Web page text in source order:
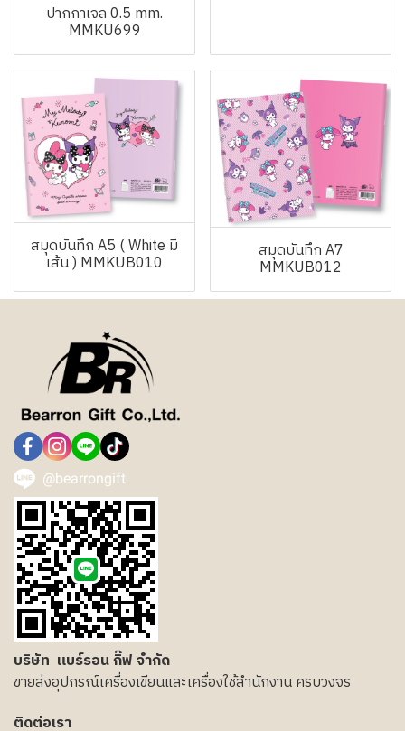
ปากกาเจล 0.5 mm.
MMKU699
สมุดบันทึก A5 ( White มี
เส้น ) MMKUB010
สมุดบันทึก A7
MMKUB012
@bearrongift
บริษัท แบร์รอน กิ๊ฟ จำกัด
ขายส่งอุปกรณ์เครื่องเขียนและเครื่องใช้สำนักงาน ครบวงจร
ติดต่อเรา